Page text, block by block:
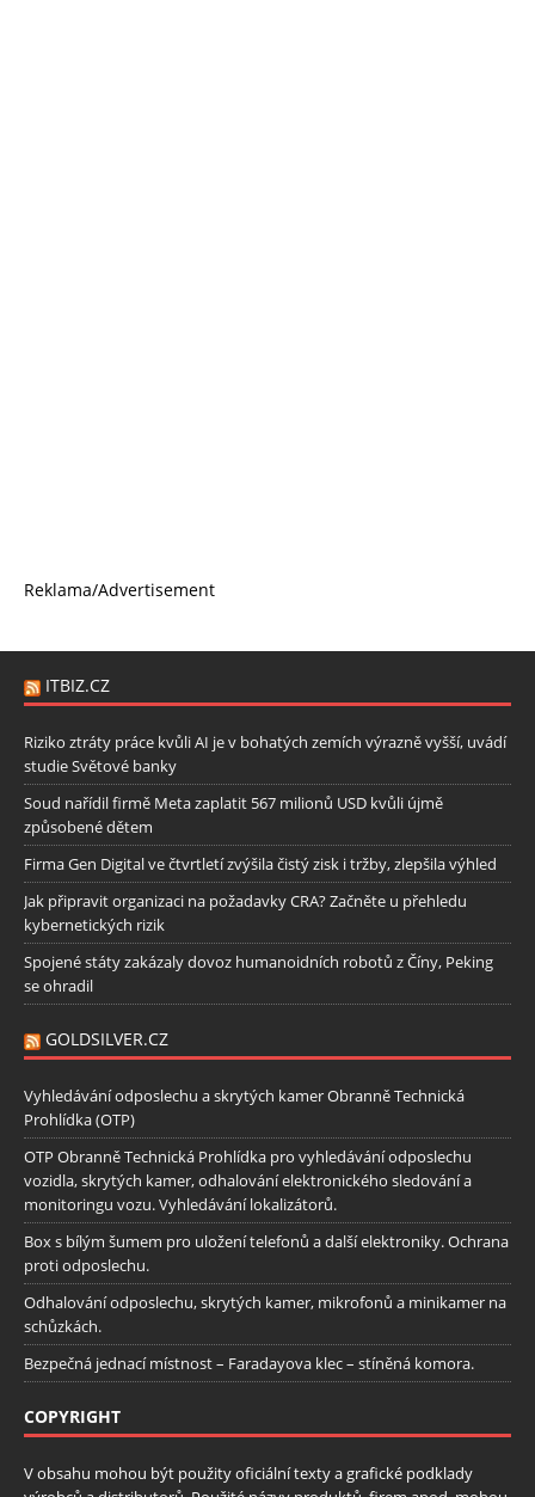
Reklama/Advertisement
ITBIZ.CZ
Riziko ztráty práce kvůli AI je v bohatých zemích výrazně vyšší, uvádí
studie Světové banky
Soud nařídil firmě Meta zaplatit 567 milionů USD kvůli újmě
způsobené dětem
Firma Gen Digital ve čtvrtletí zvýšila čistý zisk i tržby, zlepšila výhled
Jak připravit organizaci na požadavky CRA? Začněte u přehledu
kybernetických rizik
Spojené státy zakázaly dovoz humanoidních robotů z Číny, Peking
se ohradil
GOLDSILVER.CZ
Vyhledávání odposlechu a skrytých kamer Obranně Technická
Prohlídka (OTP)
OTP Obranně Technická Prohlídka pro vyhledávání odposlechu
vozidla, skrytých kamer, odhalování elektronického sledování a
monitoringu vozu. Vyhledávání lokalizátorů.
Box s bílým šumem pro uložení telefonů a další elektroniky. Ochrana
proti odposlechu.
Odhalování odposlechu, skrytých kamer, mikrofonů a minikamer na
schůzkách.
Bezpečná jednací místnost – Faradayova klec – stíněná komora.
COPYRIGHT
V obsahu mohou být použity oficiální texty a grafické podklady